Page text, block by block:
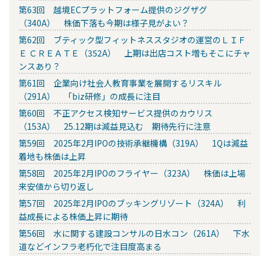
第63回 越境ECプラットフォーム提供のジグザグ
（340A） 株価下落も今期は様子見がよい？
第62回 ブティック型フィットネススタジオの運営のＬＩＦ
Ｅ ＣＲＥＡＴＥ（352A） 上期は出店コスト増もそこにチャ
ンスあり？
第61回 企業向け社会人教育事業を展開するリスキル
（291A） 「biz研修」の成長に注目
第60回 不正アクセス検知サービス提供のカウリス
（153A） 25.12期は減益見込む 期待先行に注意
第59回 2025年2月IPOの技術承継機構（319A） 1Qは減益
着地も株価は上昇
第58回 2025年2月IPOのフライヤー（323A） 株価は上場
来安値から切り返し
第57回 2025年2月IPOのブッキングリゾート（324A） 利
益成長による株価上昇に期待
第56回 水に関する建設コンサルの日水コン（261A） 下水
道などインフラ老朽化で注目度高まる